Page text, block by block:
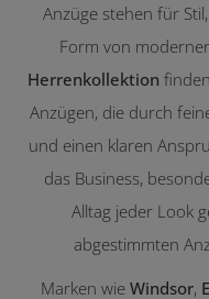
Anzüge stehen für
Form von
Herrenkollektion
Anzügen, die durch
und einen klaren
das Business,
Alltag jeder Look
abgestimmten
Marken wie Windsor,